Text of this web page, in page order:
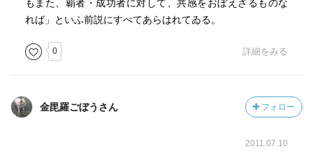
もまた、覇者・成功者に対して、共感をおぼえざるものな
れば」といふ前説にすべてあらはれてゐる。
0 詳細をみる
金毘羅ごぼうさん フォロー
2011.07.10